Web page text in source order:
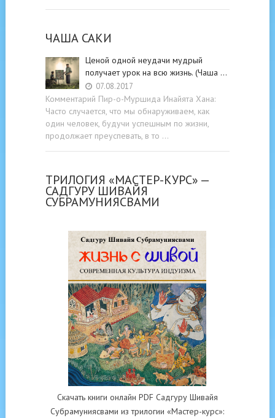
ЧАША САКИ
Ценой одной неудачи мудрый
получает урок на всю жизнь. (Чаша …
07.08.2017
Комментарий Пир-о-Муршида Инайята Хана:
Часто случается, что мы обнаруживаем, как
один человек, будучи успешным по жизни,
продолжает преуспевать, в то …
ТРИЛОГИЯ «МАСТЕР-КУРС» —
САДГУРУ ШИВАЙЯ
СУБРАМУНИЯСВАМИ
Скачать книги онлайн PDF Садгуру Шивайя
Субрамуниясвами из трилогии «Мастер-курс»: